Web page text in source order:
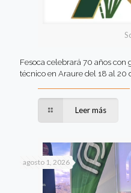
Fesoca celebrará 70 años
técnico en Araure del 18 al 20
Leer más
agosto 1, 2026